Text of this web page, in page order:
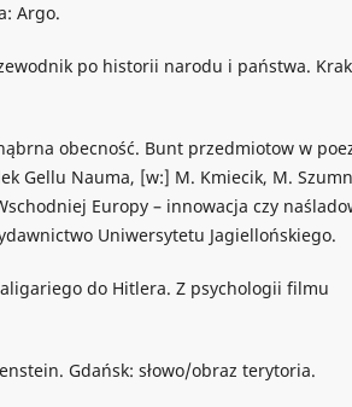
Argo.
po historii narodu i państwa.
obecność. Bunt przedmiotow w
Gellu Nauma, [w:] M. Kmiecik, M.
Europy – innowacja czy
Uniwersytetu Jagiellońskiego.
do Hitlera. Z psychologii filmu
Gdańsk: słowo/obraz terytoria.